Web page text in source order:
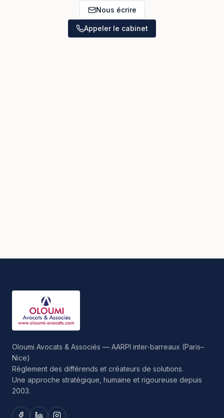
Nous écrire
Appeler le cabinet
Oloumi Avocats & Associés — AARPI inter-barreaux (Paris–
Nice)
Règlement des différends et créateurs de solutions.
Une approche stratégique, humaine et rigoureuse depuis
2003.